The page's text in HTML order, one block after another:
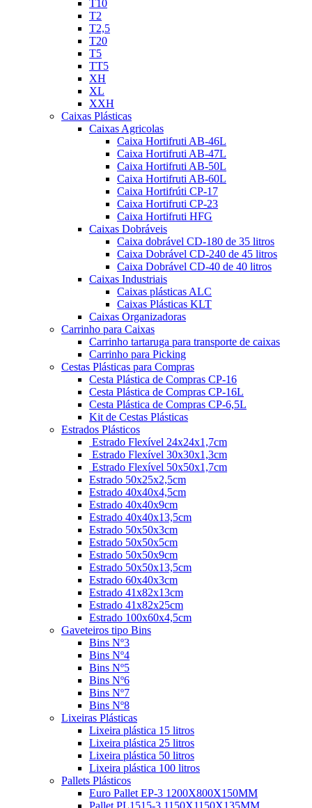
T10
T2
T2,5
T20
T5
TT5
XH
XL
XXH
Caixas Plásticas
Caixas Agricolas
Caixa Hortifruti AB-46L
Caixa Hortifruti AB-47L
Caixa Hortifruti AB-50L
Caixa Hortifruti AB-60L
Caixa Hortifrúti CP-17
Caixa Hortifruti CP-23
Caixa Hortifruti HFG
Caixas Dobráveis
Caixa dobrável CD-180 de 35 litros
Caixa Dobrável CD-240 de 45 litros
Caixa Dobrável CD-40 de 40 litros
Caixas Industriais
Caixas plásticas ALC
Caixas Plásticas KLT
Caixas Organizadoras
Carrinho para Caixas
Carrinho tartaruga para transporte de caixas
Carrinho para Picking
Cestas Plásticas para Compras
Cesta Plástica de Compras CP-16
Cesta Plástica de Compras CP-16L
Cesta Plástica de Compras CP-6,5L
Kit de Cestas Plásticas
Estrados Plásticos
Estrado Flexível 24x24x1,7cm
Estrado Flexível 30x30x1,3cm
Estrado Flexível 50x50x1,7cm
Estrado 50x25x2,5cm
Estrado 40x40x4,5cm
Estrado 40x40x9cm
Estrado 40x40x13,5cm
Estrado 50x50x3cm
Estrado 50x50x5cm
Estrado 50x50x9cm
Estrado 50x50x13,5cm
Estrado 60x40x3cm
Estrado 41x82x13cm
Estrado 41x82x25cm
Estrado 100x60x4,5cm
Gaveteiros tipo Bins
Bins Nº3
Bins Nº4
Bins Nº5
Bins Nº6
Bins Nº7
Bins Nº8
Lixeiras Plásticas
Lixeira plástica 15 litros
Lixeira plástica 25 litros
Lixeira plástica 50 litros
Lixeira plástica 100 litros
Pallets Plásticos
Euro Pallet EP-3 1200X800X150MM
Pallet PL1515-3 1150X1150X135MM